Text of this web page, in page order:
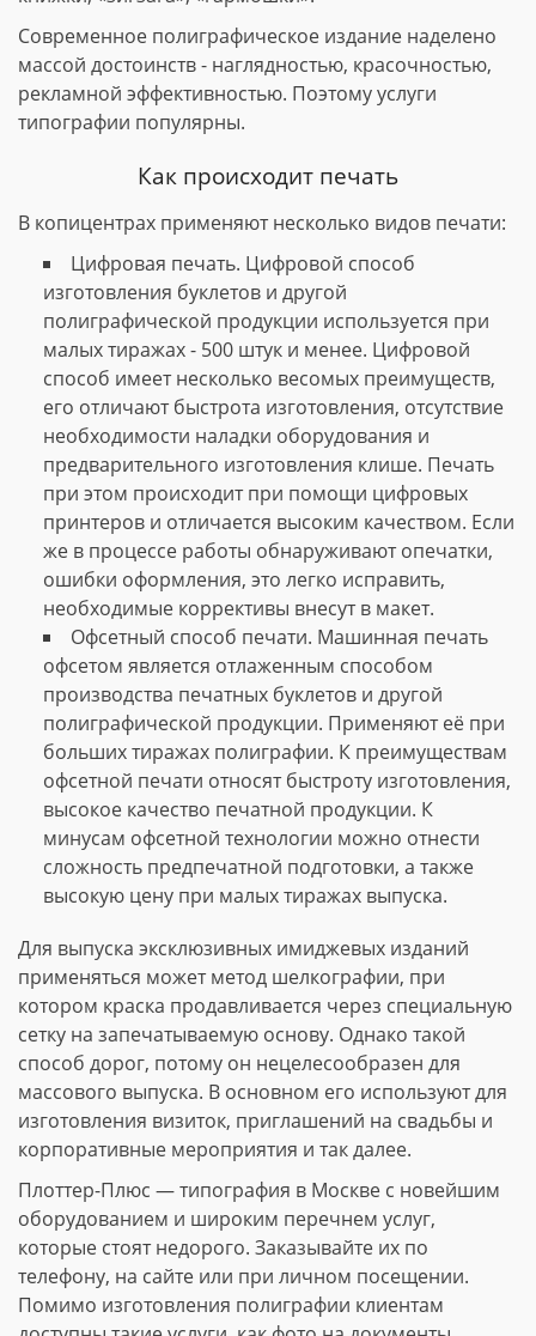
Современное полиграфическое издание наделено
массой достоинств - наглядностью, красочностью,
рекламной эффективностью. Поэтому услуги
типографии популярны.
Как происходит печать
В копицентрах применяют несколько видов печати:
Цифровая печать. Цифровой способ
изготовления буклетов и другой
полиграфической продукции используется при
малых тиражах - 500 штук и менее. Цифровой
способ имеет несколько весомых преимуществ,
его отличают быстрота изготовления, отсутствие
необходимости наладки оборудования и
предварительного изготовления клише. Печать
при этом происходит при помощи цифровых
принтеров и отличается высоким качеством. Если
же в процессе работы обнаруживают опечатки,
ошибки оформления, это легко исправить,
необходимые коррективы внесут в макет.
Офсетный способ печати. Машинная печать
офсетом является отлаженным способом
производства печатных буклетов и другой
полиграфической продукции. Применяют её при
больших тиражах полиграфии. К преимуществам
офсетной печати относят быстроту изготовления,
высокое качество печатной продукции. К
минусам офсетной технологии можно отнести
сложность предпечатной подготовки, а также
высокую цену при малых тиражах выпуска.
Для выпуска эксклюзивных имиджевых изданий
применяться может метод шелкографии, при
котором краска продавливается через специальную
сетку на запечатываемую основу. Однако такой
способ дорог, потому он нецелесообразен для
массового выпуска. В основном его используют для
изготовления визиток, приглашений на свадьбы и
корпоративные мероприятия и так далее.
Плоттер-Плюс — типография в Москве с новейшим
оборудованием и широким перечнем услуг,
которые стоят недорого. Заказывайте их по
телефону, на сайте или при личном посещении.
Помимо изготовления полиграфии клиентам